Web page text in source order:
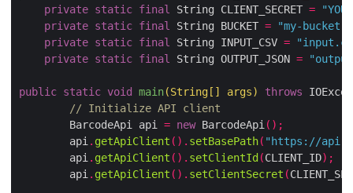
private static final String CLIENT_SECRET =
private static final String BUCKET = "my-bucket"
private static final String INPUT_CSV =
private static final String OUTPUT_JSON =
public static void main(String [] args) throws
// Initialize API client
        BarcodeApi api
= new BarcodeApi ();
        api
. getApiClient (). setBasePath( "https://
        api
. getApiClient (). setClientId (CLIENT_ID);
        api
. getApiClient (). setClientSecret (